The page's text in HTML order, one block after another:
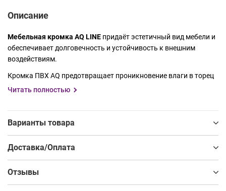
Описание
Мебельная кромка AQ LINE придаёт эстетичный вид мебели и
обеспечивает долговечность и устойчивость к внешним
воздействиям.
Кромка ПВХ AQ предотвращает проникновение влаги в торец
плитного материала, надежно защищает его от сколов и
внешний вид мебели. Обеспечивая идеальное приклеивание,
AQ LINE придаст изделию завершенный внешний вид.
идеально сочетается с плитами ведущих производителей,
и гармоничный дизайн мебели. Для вашего удобства у нас
есть специальный Сервис по подбору кромки под ДСП .
Читать полностью
Варианты товара
Доставка/Оплата
Отзывы